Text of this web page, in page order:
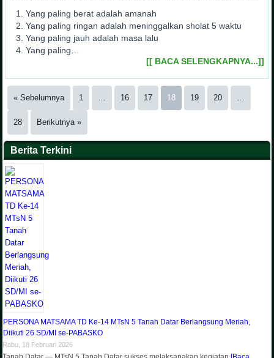
Yang paling berat adalah amanah
Yang paling ringan adalah meninggalkan sholat 5 waktu
Yang paling jauh adalah masa lalu
Yang paling…
[[ BACA SELENGKAPNYA...]]
« Sebelumnya 1 16 17 18 19 20
28 Berikutnya »
Berita Terkini
PERSONA MATSAMA TD Ke-14 MTsN 5 Tanah Datar Berlangsung Meriah,
Diikuti 26 SD/MI se-PABASKO
Rabu, 18 Februari 2026